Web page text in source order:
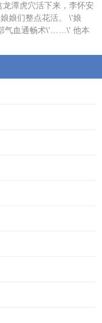
潭虎穴活下来，李怀安
娘们整点花活。 \'娘
气血通畅术\'……\' 他本